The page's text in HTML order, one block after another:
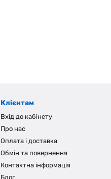
Клієнтам
Вхід до кабінету
Про нас
Оплата і доставка
Обмін та повернення
Контактна інформація
Блог